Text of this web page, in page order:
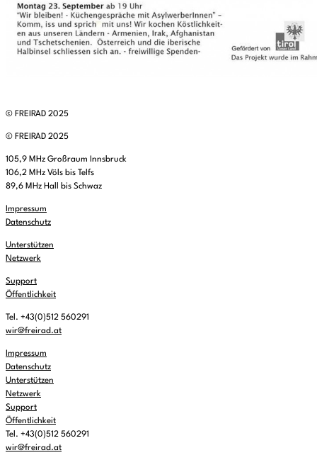
© FREIRAD 2025
© FREIRAD 2025
105,9 MHz Großraum Innsbruck
106,2 MHz Völs bis Telfs
89,6 MHz Hall bis Schwaz
Impressum
Datenschutz
Unterstützen
Netzwerk
Support
Öffentlichkeit
Tel. +43(0)512 560291
wir@freirad.at
Impressum
Datenschutz
Unterstützen
Netzwerk
Support
Öffentlichkeit
Tel. +43(0)512 560291
wir@freirad.at